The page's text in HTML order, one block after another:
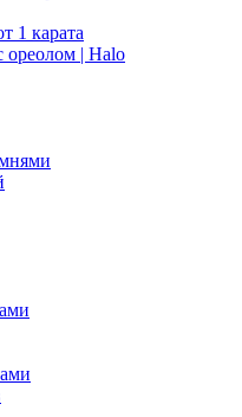
1 карата
ореолом | Halo